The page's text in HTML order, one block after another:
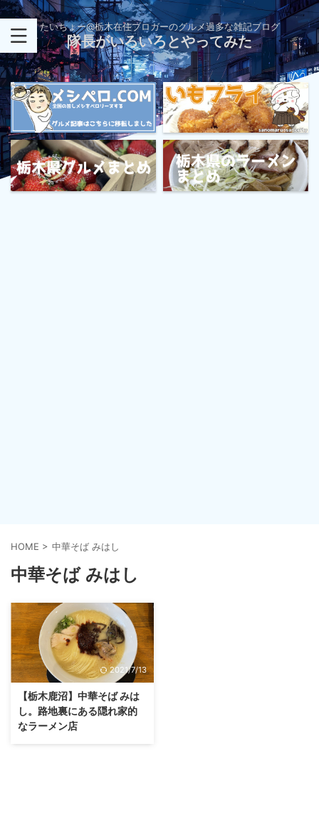
たいちょー@栃木在住ブロガーのグルメ過多な雑記ブログ
隊長がいろいろとやってみた
HOME > 中華そば みはし
中華そば みはし
2021/7/13
【栃木鹿沼】中華そば みは
し。路地裏にある隠れ家的
なラーメン店